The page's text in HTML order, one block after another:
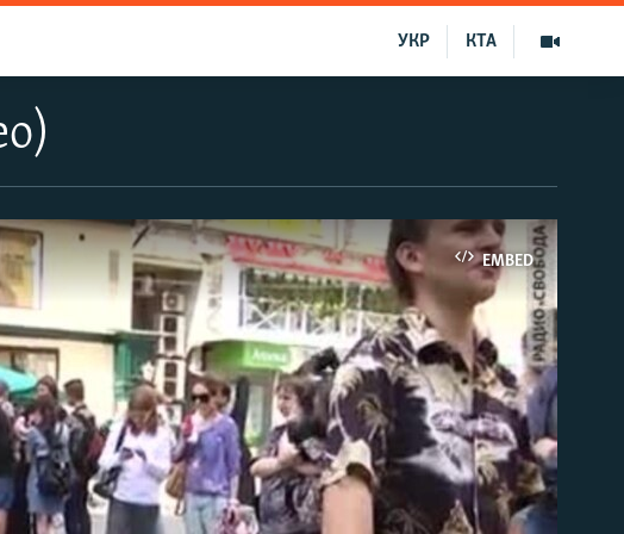
КТА
УКР
EMBED